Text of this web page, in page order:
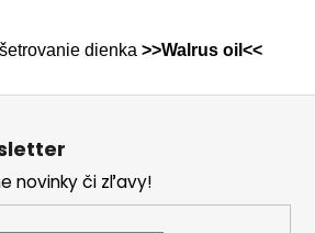
dienka >>Walrus oil<<
novinky či zľavy!